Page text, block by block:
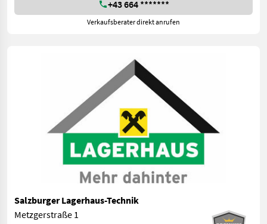
+43 664 *******
Verkaufsberater direkt anrufen
Salzburger Lagerhaus-Technik
Metzgerstraße 1